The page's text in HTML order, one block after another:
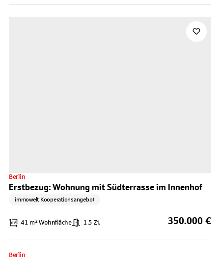
Berlin
Erstbezug: Wohnung mit Südterrasse im Innenhof
immowelt Kooperationsangebot
41 m² Wohnfläche 1.5 Zi. 350.000 €
Berlin